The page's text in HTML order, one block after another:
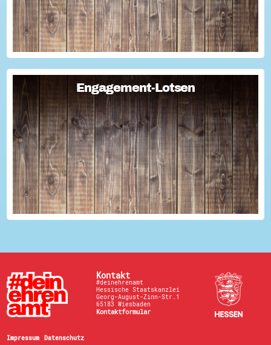
Engagement-Lotsen
Engagement-Lotsen
Engagement-Lotsen tragen zu einer lebendigen
Engagementkultur und damit zu einer höheren
Lebensqualität für sich und andere bei. Sie bringen ihre
Erfahrungen im bürgerschaftlichen Engagement ein und ü...
Kontakt
#deinehrenamt
Hessische Staatskanzlei
Georg-August-Zinn-Str.1
65183 Wiesbaden
Kontaktformular
Impressum Datenschutz